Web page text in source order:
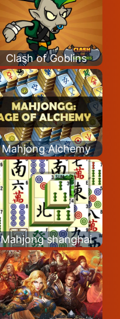
Clash of Goblins
Mahjong Alchemy
Mahjong shanghai